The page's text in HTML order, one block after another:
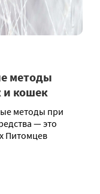
методы
и кошек
методы при
— это
Питомцев